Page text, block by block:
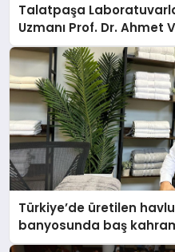
Talatpaşa
Uzmanı Prof. Dr. Ahmet
Türkiye’de üretilen
banyosunda baş